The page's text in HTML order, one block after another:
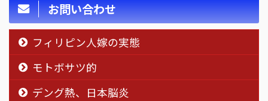
お問い合わせ
フィリピン人嫁の実態
モトボサツ的
デング熱、日本脳炎